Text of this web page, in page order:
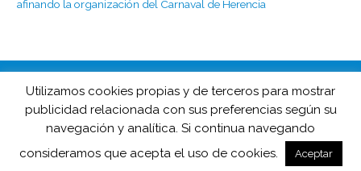
afinando la organización del Carnaval de Herencia
CarnavaldeHerencia.es es la web de información de esta popular
fiesta manchega desarrollada por
Barco de Colegas y D.O. Carnaval de Herencia en colaboración
conHerencia.net.
Utilizamos cookies propias y de terceros para mostrar
publicidad relacionada con sus preferencias según su
navegación y analítica. Si continua navegando
consideramos que acepta el uso de cookies.
Aceptar